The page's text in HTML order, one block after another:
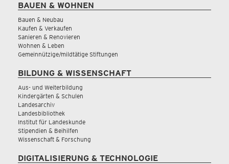
BAUEN & WOHNEN
Bauen & Neubau
Kaufen & Verkaufen
Sanieren & Renovieren
Wohnen & Leben
Gemeinnützige/mildtätige Stiftungen
BILDUNG & WISSENSCHAFT
Aus- und Weiterbildung
Kindergärten & Schulen
Landesarchiv
Landesbibliothek
Institut für Landeskunde
Stipendien & Beihilfen
Wissenschaft & Forschung
DIGITALISIERUNG & TECHNOLOGIE